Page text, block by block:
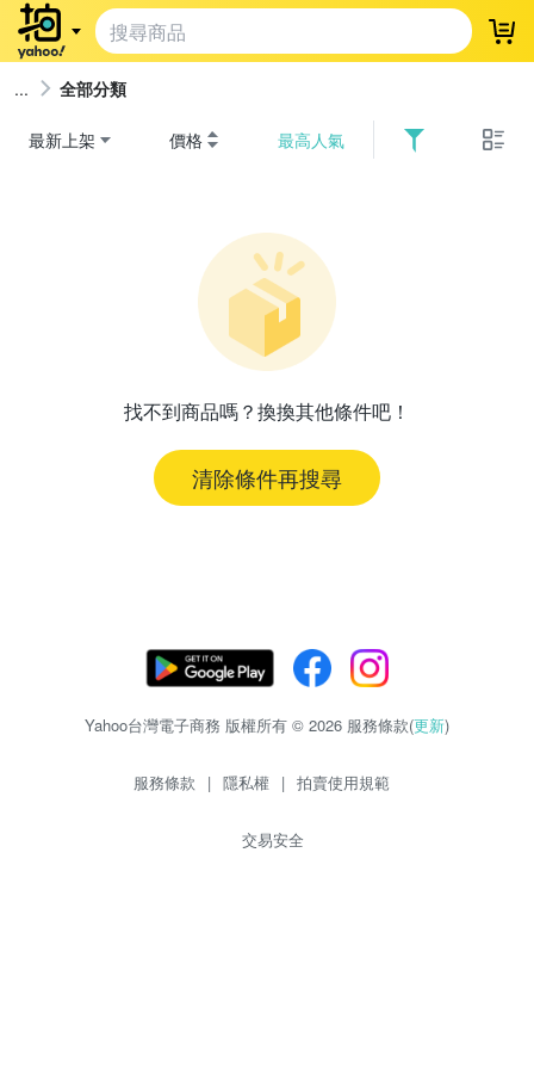
登
全部分類
最新上架 價格 最高人氣
找不到商品嗎？換換其他條件吧！
清除條件再搜尋
Yahoo台灣電子商務 版權所有 © 2026 服務條款(更新)
服務條款 | 隱私權 | 拍賣使用規範
交易安全